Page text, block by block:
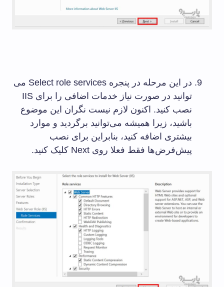
در این مرحله در پنجره Select role services می
توانید در صورت نیاز خدمات اضافی را برای IIS
نصب کنید. اکنون لازم نیست نگران این موضوع
باشید، زیرا همیشه می‌توانید برگردید و موارد
بیشتری اضافه کنید، بنابراین برای نصب
پیش‌فرض‌ها فقط فعلا روی Next کلیک کنید.